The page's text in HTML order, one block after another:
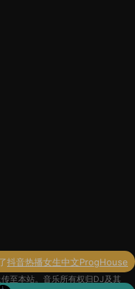
至本站。音乐所有权归DJ及其
抖音热播女生中文ProgHouse